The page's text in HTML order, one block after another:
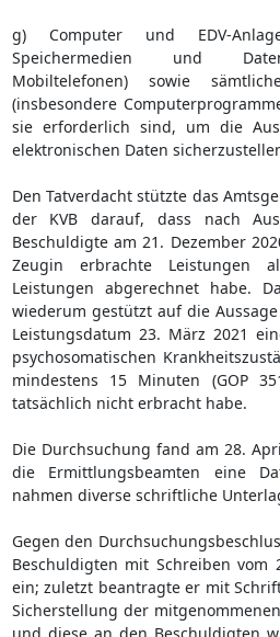
g) Computer und EDV-
Speichermedien und
Mobiltelefonen) sowie
(insbesondere
sie erforderlich sind, um die
elektronischen Daten
Den Tatverdacht stützte das
der KVB darauf, dass nach
Beschuldigte am 21. Dezember
Zeugin erbrachte Leistungen
Leistungen abgerechnet habe.
wiederum gestützt auf die
Leistungsdatum 23. März 2021
psychosomatischen
mindestens 15 Minuten (GOP
tatsächlich nicht erbracht habe.
Die Durchsuchung fand am 28.
die Ermittlungsbeamten eine
nahmen diverse schriftliche
Gegen den
Beschuldigten mit Schreiben vom
ein; zuletzt beantragte er mit
Sicherstellung der
und diese an den Beschuldigten